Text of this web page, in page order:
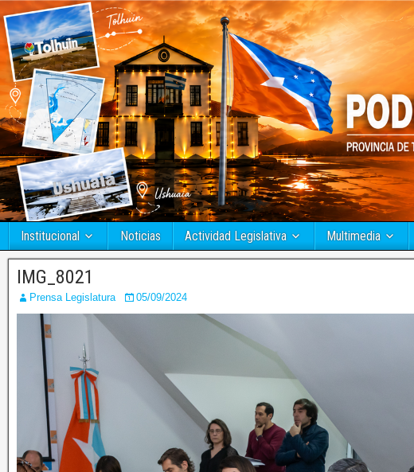
Institucional Noticias Actividad Legislativa Multimedia
IMG_8021
Prensa Legislatura 05/09/2024